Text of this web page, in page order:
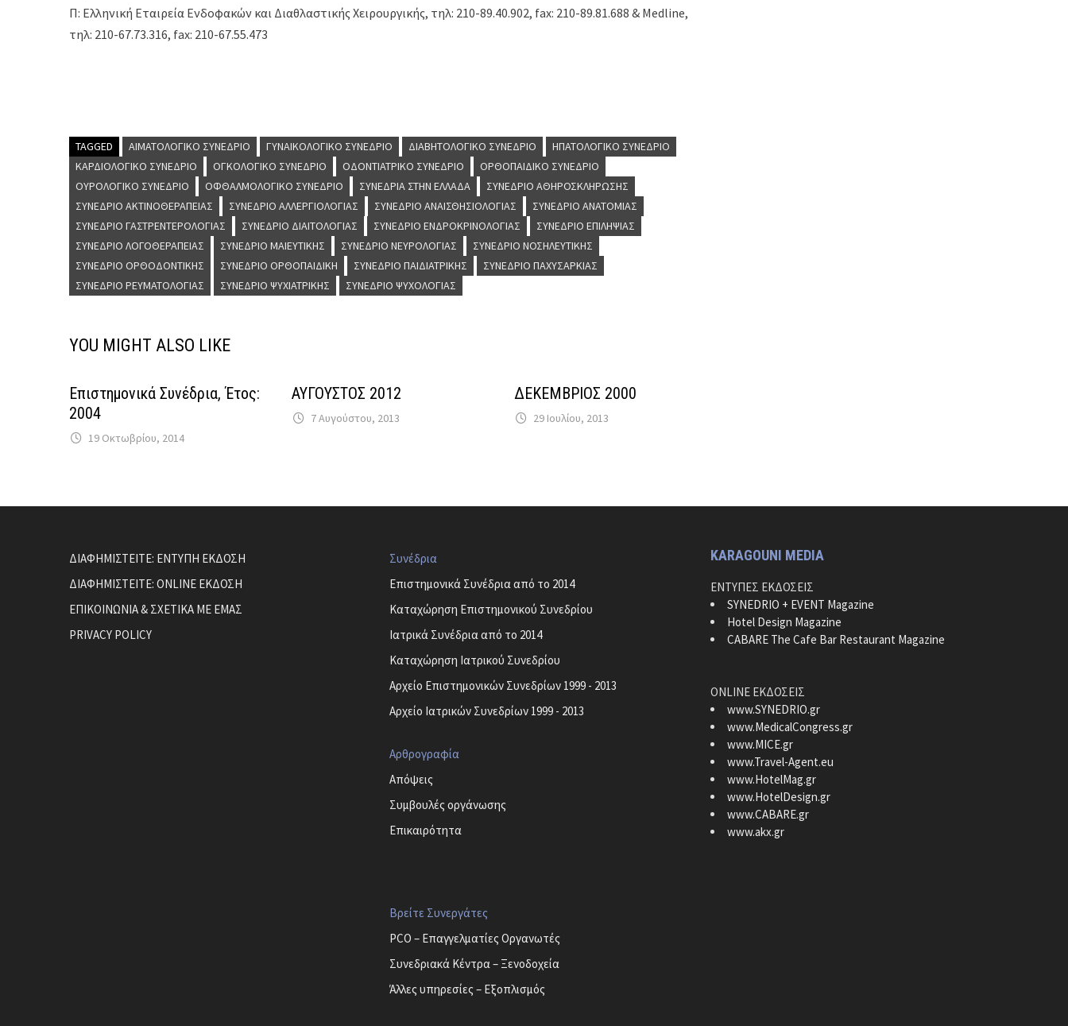
Π: Ελληνική Εταιρεία Ενδοφακών και Διαθλαστικής Χειρουργικής, τηλ: 210-89.40.902, fax: 210-89.81.688 & Medline,
τηλ: 210-67.73.316, fax: 210-67.55.473
TAGGED ΑΙΜΑΤΟΛΟΓΙΚΌ ΣΥΝΈΔΡΙΟ ΓΥΝΑΙΚΟΛΟΓΙΚΌ ΣΥΝΈΔΡΙΟ ΔΙΑΒΗΤΟΛΟΓΙΚΌ ΣΥΝΈΔΡΙΟ
ΗΠΑΤΟΛΟΓΙΚΌ ΣΥΝΈΔΡΙΟ
ΚΑΡΔΙΟΛΟΓΙΚΌ ΣΥΝΈΔΡΙΟ
ΟΓΚΟΛΟΓΙΚΌ ΣΥΝΈΔΡΙΟ ΟΔΟΝΤΙΑΤΡΙΚΌ ΣΥΝΈΔΡΙΟ
ΟΡΘΟΠΑΙΔΙΚΌ ΣΥΝΈΔΡΙΟ
ΟΥΡΟΛΟΓΙΚΌ ΣΥΝΈΔΡΙΟ
ΟΦΘΑΛΜΟΛΟΓΙΚΌ ΣΥΝΈΔΡΙΟ ΣΥΝΈΔΡΙΑ ΣΤΗΝ ΕΛΛΆΔΑ
ΣΥΝΈΔΡΙΟ ΑΘΗΡΟΣΚΛΉΡΩΣΗΣ
ΣΥΝΈΔΡΙΟ ΑΚΤΙΝΟΘΕΡΑΠΕΊΑΣ
ΣΥΝΈΔΡΙΟ ΑΛΛΕΡΓΙΟΛΟΓΊΑΣ ΣΥΝΈΔΡΙΟ ΑΝΑΙΣΘΗΣΙΟΛΟΓΊΑΣ
ΣΥΝΈΔΡΙΟ ΑΝΑΤΟΜΊΑΣ
ΣΥΝΈΔΡΙΟ ΓΑΣΤΡΕΝΤΕΡΟΛΟΓΊΑΣ
ΣΥΝΈΔΡΙΟ ΔΙΑΙΤΟΛΟΓΊΑΣ ΣΥΝΈΔΡΙΟ ΕΝΔΡΟΚΡΙΝΟΛΟΓΊΑΣ
ΣΥΝΈΔΡΙΟ ΕΠΙΛΗΨΊΑΣ
ΣΥΝΈΔΡΙΟ ΛΟΓΟΘΕΡΑΠΕΊΑΣ
ΣΥΝΈΔΡΙΟ ΜΑΙΕΥΤΙΚΉΣ ΣΥΝΈΔΡΙΟ ΝΕΥΡΟΛΟΓΊΑΣ
ΣΥΝΈΔΡΙΟ ΝΟΣΗΛΕΥΤΙΚΉΣ
ΣΥΝΈΔΡΙΟ ΟΡΘΟΔΟΝΤΙΚΉΣ
ΣΥΝΈΔΡΙΟ ΟΡΘΟΠΑΙΔΙΚΉ ΣΥΝΈΔΡΙΟ ΠΑΙΔΙΑΤΡΙΚΉΣ
ΣΥΝΈΔΡΙΟ ΠΑΧΥΣΑΡΚΊΑΣ
ΣΥΝΈΔΡΙΟ ΡΕΥΜΑΤΟΛΟΓΊΑΣ
ΣΥΝΈΔΡΙΟ ΨΥΧΙΑΤΡΙΚΉΣ ΣΥΝΈΔΡΙΟ ΨΥΧΟΛΟΓΊΑΣ
YOU MIGHT ALSO LIKE
Επιστημονικά Συνέδρια, Έτος:
2004
19 Οκτωβρίου, 2014
ΑΥΓΟΥΣΤΟΣ 2012
7 Αυγούστου, 2013
ΔΕΚΕΜΒΡΙΟΣ 2000
29 Ιουλίου, 2013
ΔΙΑΦΗΜΙΣΤΕΙΤΕ: ΕΝΤΥΠΗ ΕΚΔΟΣΗ
ΔΙΑΦΗΜΙΣΤΕΙΤΕ: ONLINE ΕΚΔΟΣΗ
ΕΠΙΚΟΙΝΩΝΙΑ & ΣΧΕΤΙΚΑ ΜΕ ΕΜΑΣ
PRIVACY POLICY
Συνέδρια
Επιστημονικά Συνέδρια από το 2014
Καταχώρηση Επιστημονικού Συνεδρίου
Ιατρικά Συνέδρια από το 2014
Καταχώρηση Ιατρικού Συνεδρίου
Αρχείο Επιστημονικών Συνεδρίων 1999 - 2013
Αρχείο Ιατρικών Συνεδρίων 1999 - 2013
Αρθρογραφία
Απόψεις
Συμβουλές οργάνωσης
Επικαιρότητα
Βρείτε Συνεργάτες
PCO – Επαγγελματίες Οργανωτές
Συνεδριακά Κέντρα – Ξενοδοχεία
Άλλες υπηρεσίες – Εξοπλισμός
KARAGOUNI MEDIA
ΕΝΤΥΠΕΣ ΕΚΔΟΣΕΙΣ
SYNEDRIO + EVENT Magazine
Hotel Design Magazine
CABARE The Cafe Bar Restaurant Magazine
ONLINE ΕΚΔΟΣΕΙΣ
www.SYNEDRIO.gr
www.MedicalCongress.gr
www.MICE.gr
www.Travel-Agent.eu
www.HotelMag.gr
www.HotelDesign.gr
www.CABARE.gr
www.akx.gr